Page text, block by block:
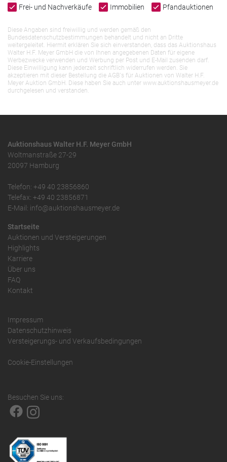
Frei- und Nachverkäufe
Immobilien Pfandauktionen
Diese Angaben sind freiwillig und werden gemäß den
Bundesdatenschutzbestimmungen behandelt und nicht an Dritte
weitergeleitet. Hiermit erklären Sie sich einverstanden, dass das Auktionshaus
Walter H.F. Meyer GmbH die von Ihnen angegebenen Daten für eigene
Werbezwecke verwenden und Werbung per Post und E-Mail zusenden darf.
Diese Einwilligung kann jederzeit schriftlich widerrufen werden. Sie
akzeptieren mit dieser Bestellung die AGB`s für Auktionen von Walter H.F.
Meyer Auktion GmbH. Diese haben Sie auch unter www.auktionshausmeyer.de
durchgelesen und verstanden.
Auktionshaus Walter H.F. Meyer GmbH
Woltmanstraße 27-29
20097 Hamburg
Telefon: +49 40 23856860
Telefax: +49 40 23856871
E-Mail: info@auktionshausmeyer.de
Startseite
Auktionen und Versteigerungen
Highlights
Karriere
Über uns
FAQ
Kontakt
Impressum
Datenschutzhinweis
Versteigerungs- und Verkaufsbedingungen
Cookie-Einstellungen
Besuchen Sie uns: